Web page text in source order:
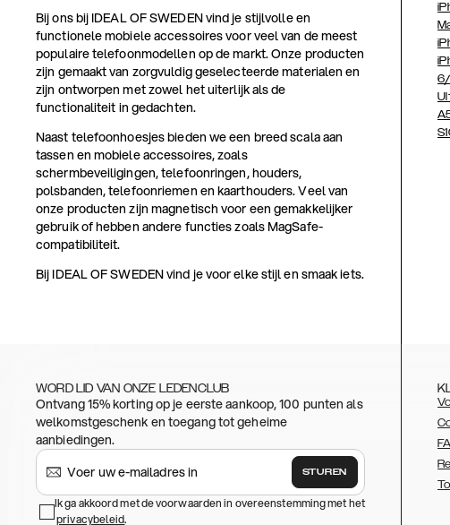
Bij ons bij IDEAL OF SWEDEN vind je stijlvolle en
functionele mobiele accessoires voor veel van de meest
populaire telefoonmodellen op de markt. Onze producten
zijn gemaakt van zorgvuldig geselecteerde materialen en
zijn ontworpen met zowel het uiterlijk als de
functionaliteit in gedachten.
Naast telefoonhoesjes bieden we een breed scala aan
tassen en mobiele accessoires, zoals
schermbeveiligingen, telefoonringen, houders,
polsbanden, telefoonriemen en kaarthouders. Veel van
onze producten zijn magnetisch voor een gemakkelijker
gebruik of hebben andere functies zoals MagSafe-
compatibiliteit.
Bij IDEAL OF SWEDEN vind je voor elke stijl en smaak iets.
WORD LID VAN ONZE LEDENCLUB
Ontvang 15% korting op je eerste aankoop, 100 punten als
welkomstgeschenk en toegang tot geheime
aanbiedingen.
STUREN
Ik ga akkoord met de voorwaarden in overeenstemming met het
privacybeleid.